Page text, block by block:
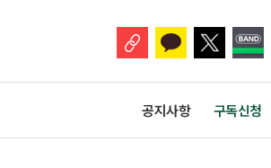
공지사항 구독신청